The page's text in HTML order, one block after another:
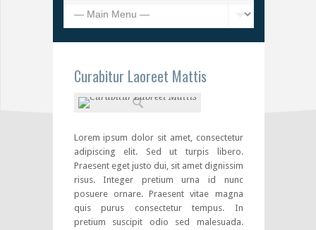
Curabitur Laoreet Mattis
Lorem ipsum dolor sit amet, consectetur
adipiscing elit. Sed ut turpis libero.
Praesent eget justo dui, sit amet dignissim
risus. Integer pretium urna id nunc
posuere ornare. Praesent vitae magna
quis purus consectetur tempus. In
pretium suscipit odio sed malesuada.